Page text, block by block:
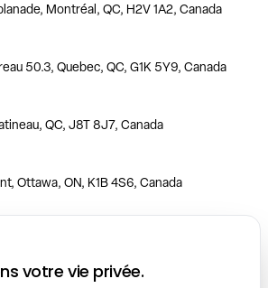
Montréal, QC, H2V 1A2, Canada
50.3, Quebec, QC, G1K 5Y9, Canada
QC, J8T 8J7, Canada
Ottawa, ON, K1B 4S6, Canada
Toronto, ON, M3C 3E5, Canada
votre vie privée.